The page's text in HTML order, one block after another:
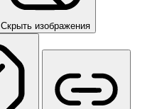
Скрыть изображения